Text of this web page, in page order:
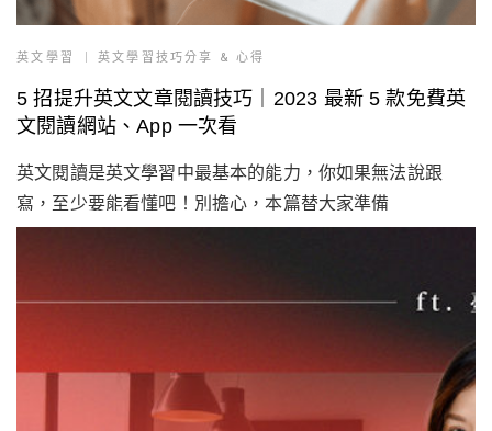
英文學習 英文學習技巧分享 & 心得
5 招提升英文文章閱讀技巧｜2023 最新 5 款免費英
文閱讀網站、App 一次看
英文閱讀是英文學習中最基本的能力，你如果無法說跟
寫，至少要能看懂吧！別擔心，本篇替大家準備